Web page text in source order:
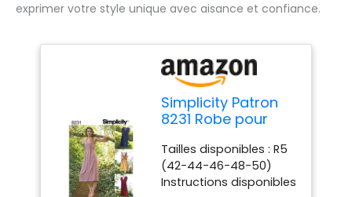
exprimer votre style unique avec aisance et confiance.
Simplicity Patron
8231 Robe pour
Blanc 22 x 15 x 1 cm
Tailles disponibles : R5
(42-44-46-48-50)
Instructions disponibles